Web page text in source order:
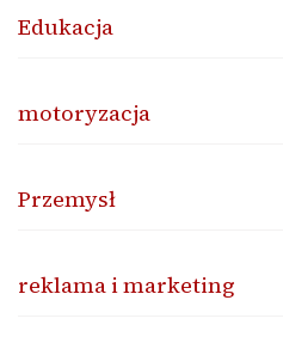
Edukacja
motoryzacja
Przemysł
reklama i marketing